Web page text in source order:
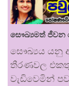
සෞඛ්‍යමත් ජීවන
සෞඛ්‍යය යනු
තීරණවල
වැඩිවෙමින්